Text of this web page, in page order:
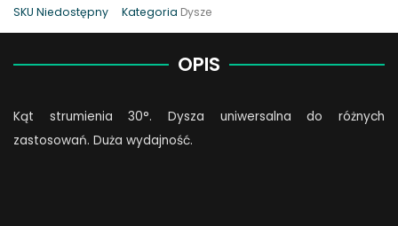
SKU Niedostępny Kategoria Dysze
OPIS
Kąt strumienia 30°. Dysza uniwersalna do różnych
zastosowań. Duża wydajność.